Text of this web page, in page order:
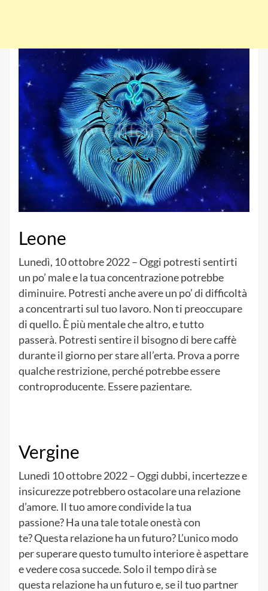
Leone
Lunedì, 10 ottobre 2022 – Oggi potresti sentirti
un po’ male e la tua concentrazione potrebbe
diminuire. Potresti anche avere un po’ di difficoltà
a concentrarti sul tuo lavoro. Non ti preoccupare
di quello. È più mentale che altro, e tutto
passerà. Potresti sentire il bisogno di bere caffè
durante il giorno per stare all’erta. Prova a porre
qualche restrizione, perché potrebbe essere
controproducente. Essere pazientare.
Vergine
Lunedì 10 ottobre 2022 – Oggi dubbi, incertezze e
insicurezze potrebbero ostacolare una relazione
d’amore. Il tuo amore condivide la tua
passione? Ha una tale totale onestà con
te? Questa relazione ha un futuro? L’unico modo
per superare questo tumulto interiore è aspettare
e vedere cosa succede. Solo il tempo dirà se
questa relazione ha un futuro e, se il tuo partner